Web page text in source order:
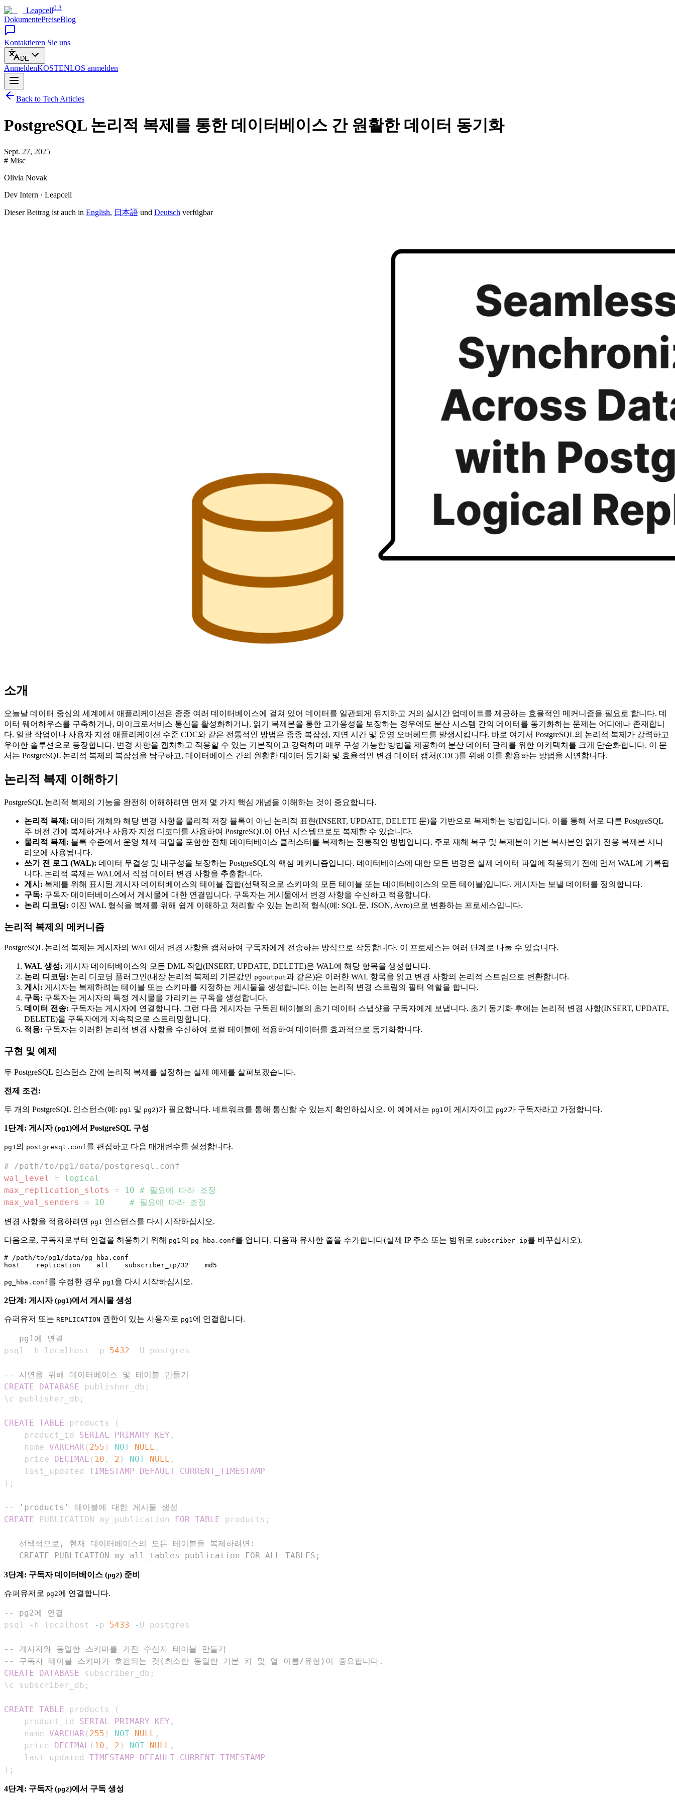
Leapcell0.3
DokumentePreiseBlog
Kontaktieren Sie uns
DE
AnmeldenKOSTENLOS anmelden
Back to Tech Articles
PostgreSQL 논리적 복제를 통한 데이터베이스 간 원활한 데이터 동기화
Sept. 27, 2025
# Misc
Olivia Novak
Dev Intern · Leapcell
Dieser Beitrag ist auch in English, 日本語 und Deutsch verfügbar
소개
오늘날 데이터 중심의 세계에서 애플리케이션은 종종 여러 데이터베이스에 걸쳐 있어 데이터를 일관되게 유지하고 거의 실시간 업데이트를 제공하는 효율적인 메커니즘을 필요로 합니다. 데
이터 웨어하우스를 구축하거나, 마이크로서비스 통신을 활성화하거나, 읽기 복제본을 통한 고가용성을 보장하는 경우에도 분산 시스템 간의 데이터를 동기화하는 문제는 어디에나 존재합니
다. 일괄 작업이나 사용자 지정 애플리케이션 수준 CDC와 같은 전통적인 방법은 종종 복잡성, 지연 시간 및 운영 오버헤드를 발생시킵니다. 바로 여기서 PostgreSQL의 논리적 복제가 강력하고
우아한 솔루션으로 등장합니다. 변경 사항을 캡처하고 적용할 수 있는 기본적이고 강력하며 매우 구성 가능한 방법을 제공하여 분산 데이터 관리를 위한 아키텍처를 크게 단순화합니다. 이 문
서는 PostgreSQL 논리적 복제의 복잡성을 탐구하고, 데이터베이스 간의 원활한 데이터 동기화 및 효율적인 변경 데이터 캡처(CDC)를 위해 이를 활용하는 방법을 시연합니다.
논리적 복제 이해하기
PostgreSQL 논리적 복제의 기능을 완전히 이해하려면 먼저 몇 가지 핵심 개념을 이해하는 것이 중요합니다.
논리적 복제: 데이터 개체와 해당 변경 사항을 물리적 저장 블록이 아닌 논리적 표현(INSERT, UPDATE, DELETE 문)을 기반으로 복제하는 방법입니다. 이를 통해 서로 다른 PostgreSQL
주 버전 간에 복제하거나 사용자 지정 디코더를 사용하여 PostgreSQL이 아닌 시스템으로도 복제할 수 있습니다.
물리적 복제: 블록 수준에서 운영 체제 파일을 포함한 전체 데이터베이스 클러스터를 복제하는 전통적인 방법입니다. 주로 재해 복구 및 복제본이 기본 복사본인 읽기 전용 복제본 시나
리오에 사용됩니다.
쓰기 전 로그 (WAL): 데이터 무결성 및 내구성을 보장하는 PostgreSQL의 핵심 메커니즘입니다. 데이터베이스에 대한 모든 변경은 실제 데이터 파일에 적용되기 전에 먼저 WAL에 기록됩
니다. 논리적 복제는 WAL에서 직접 데이터 변경 사항을 추출합니다.
게시: 복제를 위해 표시된 게시자 데이터베이스의 테이블 집합(선택적으로 스키마의 모든 테이블 또는 데이터베이스의 모든 테이블)입니다. 게시자는 보낼 데이터를 정의합니다.
구독: 구독자 데이터베이스에서 게시물에 대한 연결입니다. 구독자는 게시물에서 변경 사항을 수신하고 적용합니다.
논리 디코딩: 이진 WAL 형식을 복제를 위해 쉽게 이해하고 처리할 수 있는 논리적 형식(예: SQL 문, JSON, Avro)으로 변환하는 프로세스입니다.
논리적 복제의 메커니즘
PostgreSQL 논리적 복제는 게시자의 WAL에서 변경 사항을 캡처하여 구독자에게 전송하는 방식으로 작동합니다. 이 프로세스는 여러 단계로 나눌 수 있습니다.
WAL 생성: 게시자 데이터베이스의 모든 DML 작업(INSERT, UPDATE, DELETE)은 WAL에 해당 항목을 생성합니다.
논리 디코딩: 논리 디코딩 플러그인(내장 논리적 복제의 기본값인 pgoutput과 같은)은 이러한 WAL 항목을 읽고 변경 사항의 논리적 스트림으로 변환합니다.
게시: 게시자는 복제하려는 테이블 또는 스키마를 지정하는 게시물을 생성합니다. 이는 논리적 변경 스트림의 필터 역할을 합니다.
구독: 구독자는 게시자의 특정 게시물을 가리키는 구독을 생성합니다.
데이터 전송: 구독자는 게시자에 연결합니다. 그런 다음 게시자는 구독된 테이블의 초기 데이터 스냅샷을 구독자에게 보냅니다. 초기 동기화 후에는 논리적 변경 사항(INSERT, UPDATE,
DELETE)을 구독자에게 지속적으로 스트리밍합니다.
적용: 구독자는 이러한 논리적 변경 사항을 수신하여 로컬 테이블에 적용하여 데이터를 효과적으로 동기화합니다.
구현 및 예제
두 PostgreSQL 인스턴스 간에 논리적 복제를 설정하는 실제 예제를 살펴보겠습니다.
전제 조건:
두 개의 PostgreSQL 인스턴스(예: pg1 및 pg2)가 필요합니다. 네트워크를 통해 통신할 수 있는지 확인하십시오. 이 예에서는 pg1 이 게시자이고 pg2가 구독자라고 가정합니다.
1단계: 게시자 (pg1)에서 PostgreSQL 구성
pg1 의 postgresql.conf를 편집하고 다음 매개변수를 설정합니다.
# /path/to/pg1/data/postgresql.conf
wal_level
=
logical
max_replication_slots
=
10 # 필요에 따라 조정
max_wal_senders
= 10     # 필요에 따라 조정
변경 사항을 적용하려면 pg1 인스턴스를 다시 시작하십시오.
다음으로, 구독자로부터 연결을 허용하기 위해 pg1 의 pg_hba.conf를 엽니다. 다음과 유사한 줄을 추가합니다(실제 IP 주소 또는 범위로 subscriber_ip를 바꾸십시오).
# /path/to/pg1/data/pg_hba.conf
pg_hba.conf를 수정한 경우 pg1 을 다시 시작하십시오.
2단계: 게시자 (pg1)에서 게시물 생성
슈퍼유저 또는 REPLICATION 권한이 있는 사용자로 pg1 에 연결합니다.
-- pg1에 연결
psql
- h localhost - p 5432 -
-- 시연을 위해 데이터베이스 및 테이블 만들기
CREATE
DATABASE publisher_db ;
\c publisher_db ;
CREATE TABLE products
(
    product_id
SERIAL PRIMARY KEY ,
    name
VARCHAR ( 255 ) NOT NULL ,
    price
DECIMAL ( 10 , 2 ) NOT NULL ,
    last_updated
TIMESTAMP DEFAULT CURRENT_TIMESTAMP
) ;
-- 'products' 테이블에 대한 게시물 생성
CREATE PUBLICATION my_publication FOR TABLE products ;
-- 선택적으로, 현재 데이터베이스의 모든 테이블을 복제하려면:
-- CREATE PUBLICATION my_all_tables_publication FOR ALL TABLES;
3단계: 구독자 데이터베이스 (pg2) 준비
슈퍼유저로 pg2에 연결합니다.
-- pg2에 연결
psql
- h localhost - p 5433 -
-- 게시자와 동일한 스키마를 가진 수신자 테이블 만들기
-- 구독자 테이블 스키마가 호환되는 것(최소한 동일한 기본 키 및 열 이름/유형)이 중요합니다.
CREATE
DATABASE subscriber_db ;
\c subscriber_db ;
CREATE TABLE products
(
    product_id
SERIAL PRIMARY KEY ,
    name
VARCHAR ( 255 ) NOT NULL ,
    price
DECIMAL ( 10 , 2 ) NOT NULL ,
    last_updated
TIMESTAMP DEFAULT CURRENT_TIMESTAMP
) ;
4단계: 구독자 (pg2)에서 구독 생성